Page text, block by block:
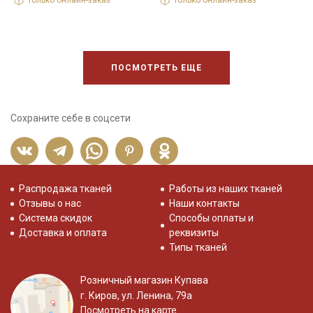
ПОСМОТРЕТЬ ЕЩЕ
Сохраните себе в соцсети
Распродажа тканей
Отзывы о нас
Система скидок
Доставка и оплата
Работы из наших тканей
Наши контакты
Способы оплаты и
реквизиты
Типы тканей
Розничный магазин Купава
г. Киров, ул. Ленина, 79а
Посмотреть на карте